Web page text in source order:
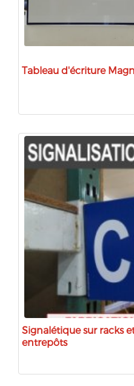
Tableau d'écriture
Signalétique sur racks
entrepôts